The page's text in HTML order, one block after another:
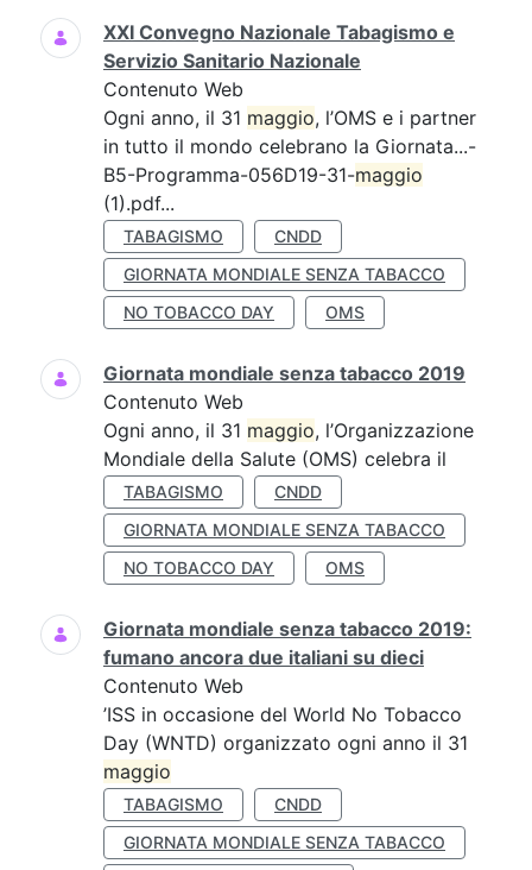
XXI Convegno Nazionale Tabagismo e
Servizio Sanitario Nazionale
Contenuto Web
Ogni anno, il 31 maggio, l’OMS e i partner
in tutto il mondo celebrano la Giornata...-
B5-Programma-056D19-31-maggio
(1).pdf...
TABAGISMO
CNDD
GIORNATA MONDIALE SENZA TABACCO
NO TOBACCO DAY
OMS
Giornata mondiale senza tabacco 2019
Contenuto Web
Ogni anno, il 31 maggio, l’Organizzazione
Mondiale della Salute (OMS) celebra il
TABAGISMO
CNDD
GIORNATA MONDIALE SENZA TABACCO
NO TOBACCO DAY
OMS
Giornata mondiale senza tabacco 2019:
fumano ancora due italiani su dieci
Contenuto Web
’ISS in occasione del World No Tobacco
Day (WNTD) organizzato ogni anno il 31
maggio
TABAGISMO
CNDD
GIORNATA MONDIALE SENZA TABACCO